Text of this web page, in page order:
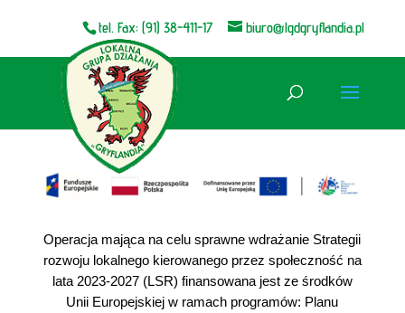
Otwórz pasek narzędzi
tel. Fax: (91) 38-411-17 biuro@lgdgryflandia.pl
Operacja mająca na celu sprawne wdrażanie Strategii
rozwoju lokalnego kierowanego przez społeczność na
lata 2023-2027 (LSR) finansowana jest ze środków
Unii Europejskiej w ramach programów: Planu